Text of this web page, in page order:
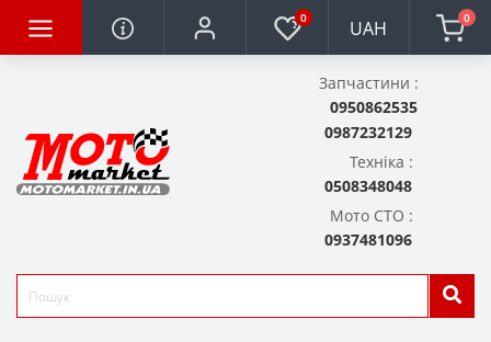
0 UAH 0
Запчастини :
0950862535
0987232129
Техніка :
0508348048
Мото СТО :
0937481096